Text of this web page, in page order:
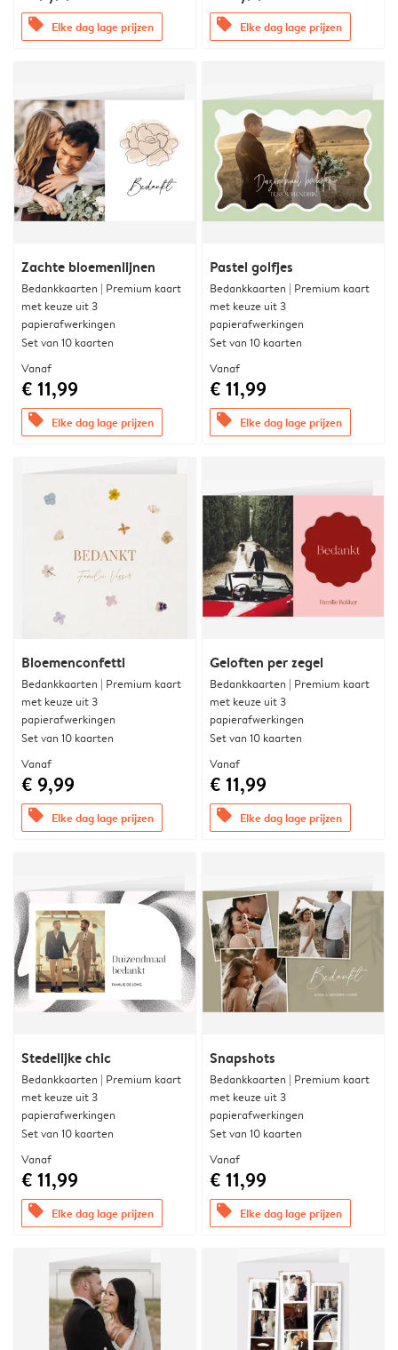
offers Elke dag lage prijzen offers Elke dag lage prijzen
Zachte bloemenlijnen
Bedankkaarten | Premium kaart
met keuze uit 3
papierafwerkingen
Set van 10 kaarten
Vanaf
€ 11,99
offers Elke dag lage prijzen
Pastel golfjes
Bedankkaarten | Premium kaart
met keuze uit 3
papierafwerkingen
Set van 10 kaarten
Vanaf
€ 11,99
offers Elke dag lage prijzen
Bloemenconfetti
Bedankkaarten | Premium kaart
met keuze uit 3
papierafwerkingen
Set van 10 kaarten
Vanaf
€ 9,99
offers Elke dag lage prijzen
Geloften per zegel
Bedankkaarten | Premium kaart
met keuze uit 3
papierafwerkingen
Set van 10 kaarten
Vanaf
€ 11,99
offers Elke dag lage prijzen
Stedelijke chic
Bedankkaarten | Premium kaart
met keuze uit 3
papierafwerkingen
Set van 10 kaarten
Vanaf
€ 11,99
offers Elke dag lage prijzen
Snapshots
Bedankkaarten | Premium kaart
met keuze uit 3
papierafwerkingen
Set van 10 kaarten
Vanaf
€ 11,99
offers Elke dag lage prijzen